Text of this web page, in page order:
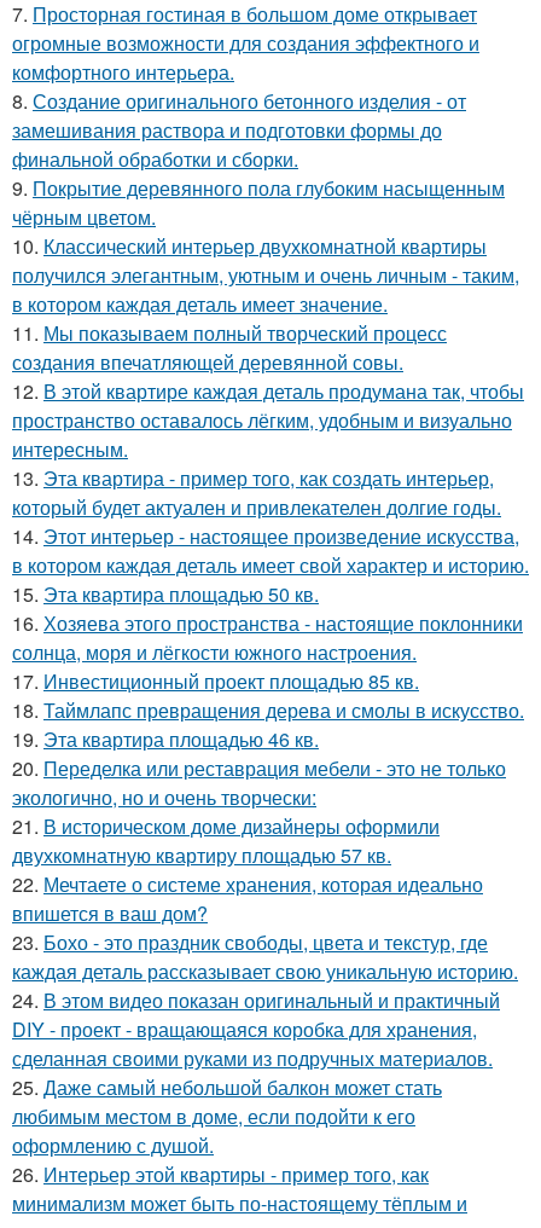
7. Просторная гостиная в большом доме открывает
огромные возможности для создания эффектного и
комфортного интерьера.
8. Создание оригинального бетонного изделия - от
замешивания раствора и подготовки формы до
финальной обработки и сборки.
9. Покрытие деревянного пола глубоким насыщенным
чёрным цветом.
10. Классический интерьер двухкомнатной квартиры
получился элегантным, уютным и очень личным - таким,
в котором каждая деталь имеет значение.
11. Мы показываем полный творческий процесс
создания впечатляющей деревянной совы.
12. В этой квартире каждая деталь продумана так, чтобы
пространство оставалось лёгким, удобным и визуально
интересным.
13. Эта квартира - пример того, как создать интерьер,
который будет актуален и привлекателен долгие годы.
14. Этот интерьер - настоящее произведение искусства,
в котором каждая деталь имеет свой характер и историю.
15. Эта квартира площадью 50 кв.
16. Хозяева этого пространства - настоящие поклонники
солнца, моря и лёгкости южного настроения.
17. Инвестиционный проект площадью 85 кв.
18. Таймлапс превращения дерева и смолы в искусство.
19. Эта квартира площадью 46 кв.
20. Переделка или реставрация мебели - это не только
экологично, но и очень творчески:
21. В историческом доме дизайнеры оформили
двухкомнатную квартиру площадью 57 кв.
22. Мечтаете о системе хранения, которая идеально
впишется в ваш дом?
23. Бохо - это праздник свободы, цвета и текстур, где
каждая деталь рассказывает свою уникальную историю.
24. В этом видео показан оригинальный и практичный
DIY - проект - вращающаяся коробка для хранения,
сделанная своими руками из подручных материалов.
25. Даже самый небольшой балкон может стать
любимым местом в доме, если подойти к его
оформлению с душой.
26. Интерьер этой квартиры - пример того, как
минимализм может быть по-настоящему тёплым и